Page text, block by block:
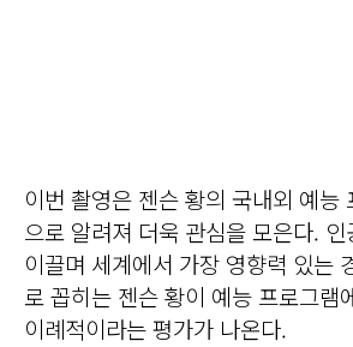
이번 촬영은 젠슨 황의 국내외 예능
으로 알려져 더욱 관심을 모은다.
이끌며 세계에서 가장 영향력 있는
로 꼽히는 젠슨 황이 예능 프로그램
이례적이라는 평가가 나온다.